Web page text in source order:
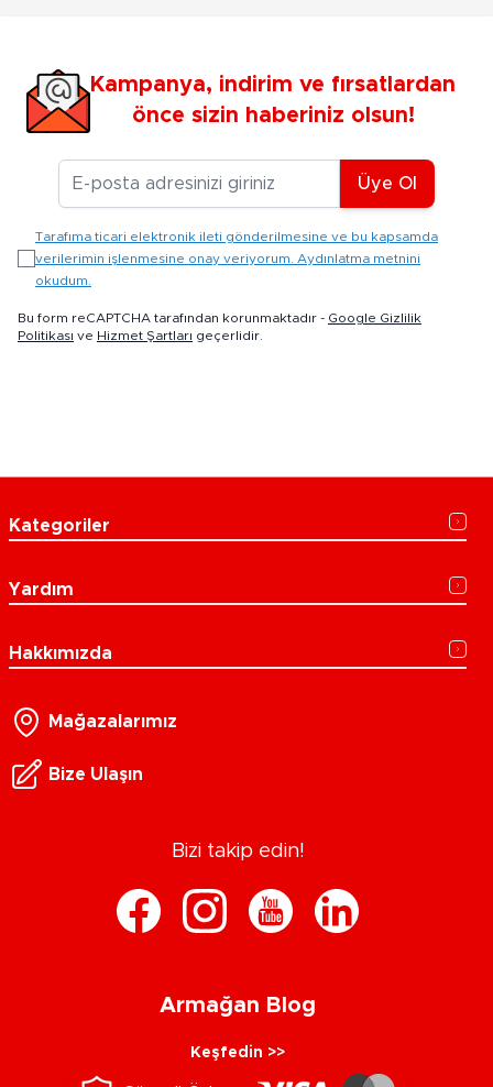
Kampanya, indirim ve fırsatlardan
önce sizin haberiniz olsun!
E-posta Adresiniz
Üye Ol
Tarafıma ticari elektronik ileti gönderilmesine ve bu kapsamda
verilerimin işlenmesine onay veriyorum. Aydınlatma metnini
okudum.
Bu form reCAPTCHA tarafından korunmaktadır - Google Gizlilik
Politikası ve Hizmet Şartları geçerlidir.
Kategoriler
Yardım
Hakkımızda
Mağazalarımız
Bize Ulaşın
Bizi takip edin!
Armağan Blog
Keşfedin >>